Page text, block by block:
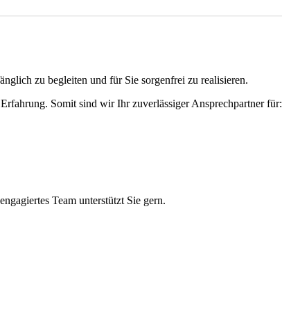
zu begleiten und für Sie sorgenfrei zu realisieren.
Somit sind wir Ihr zuverlässiger Ansprechpartner für:
Team unterstützt Sie gern.